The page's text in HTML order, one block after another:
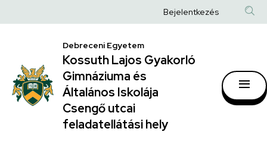
|
Kossuth
Lajos
Gyakorló
Gimnáziuma
a
Anonim
fiók
Bejelentkezés
Debreceni Egyetem
Kossuth Lajos Gyakorló
Gimnáziuma és
Általános Iskolája
Csengő utcai
feladatellátási hely